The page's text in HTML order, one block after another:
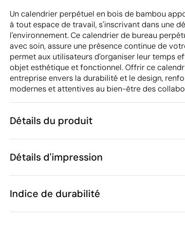
Un calendrier perpétuel en bois de bambou
à tout espace de travail, s'inscrivant dans une
l'environnement. Ce calendrier de bureau
avec soin, assure une présence continue de
permet aux utilisateurs d'organiser leur temps
objet esthétique et fonctionnel. Offrir ce
entreprise envers la durabilité et le design,
modernes et attentives au bien-être des
Détails du produit
Caractéristiques
Code du produit
Poids
Matière
Détails d'impression
Indice de durabilité